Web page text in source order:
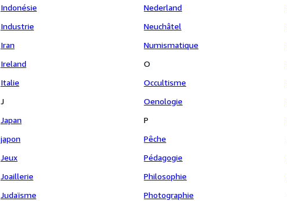
Indonésie
Industrie
Iran
Ireland
Italie
J
Japan
japon
Jeux
Joaillerie
Judaïsme
Nederland
Neuchâtel
Numismatique
O
Occultisme
Oenologie
P
Pêche
Pédagogie
Philosophie
Photographie